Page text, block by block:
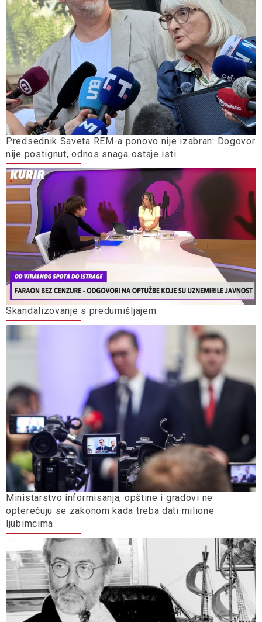
Predsednik Saveta REM-a ponovo nije izabran: Dogovor
nije postignut, odnos snaga ostaje isti
Skandalizovanje s predumišljajem
Ministarstvo informisanja, opštine i gradovi ne
opterećuju se zakonom kada treba dati milione
ljubimcima